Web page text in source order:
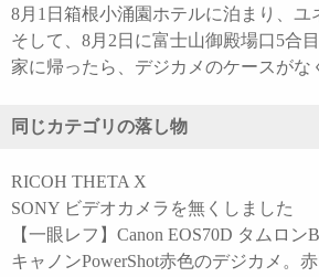
8月1日箱根小涌園ホテルに泊まり、ユ
そして、8月2日に富士山御殿場口5合目
家に帰ったら、デジカメのケースがな
同じカテゴリの落し物
RICOH THETA X
SONY ビデオカメラを無くしました
【一眼レフ】Canon EOS70D タムロン
キャノンPowerShot赤色のデジカメ。